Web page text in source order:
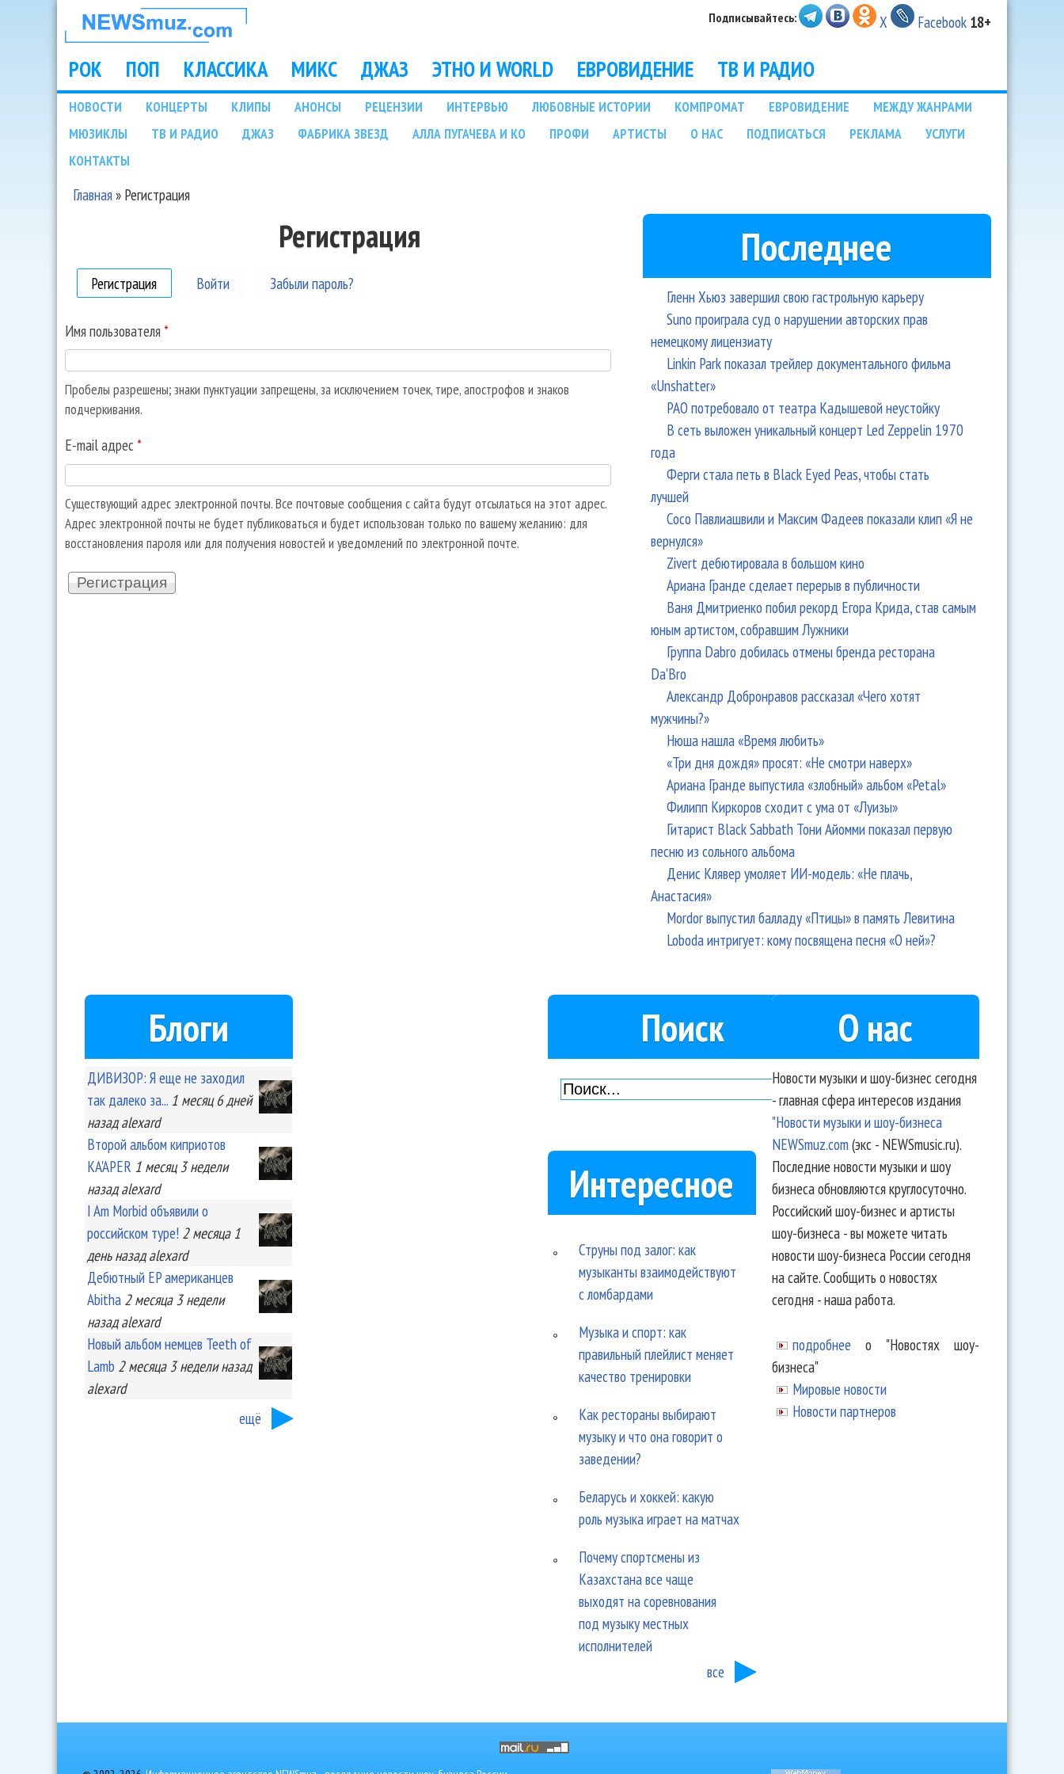
НОВОСТИ
МУЗЫКИ И
ШОУ БИЗНЕСА
NEWSMUZ.COM
Подписывайтесь: X Facebook 18+
Main menu
РОК ПОП КЛАССИКА МИКС ДЖАЗ ЭТНО И WORLD ЕВРОВИДЕНИЕ ТВ И РАДИО
Подразделы
НОВОСТИ КОНЦЕРТЫ КЛИПЫ АНОНСЫ РЕЦЕНЗИИ ИНТЕРВЬЮ ЛЮБОВНЫЕ ИСТОРИИ КОМПРОМАТ ЕВРОВИДЕНИЕ
МЕЖДУ ЖАНРАМИ
МЮЗИКЛЫ
ТВ И РАДИО ДЖАЗ ФАБРИКА ЗВЕЗД АЛЛА ПУГАЧЕВА И КО ПРОФИ АРТИСТЫ О НАС ПОДПИСАТЬСЯ РЕКЛАМА
УСЛУГИ
КОНТАКТЫ
Главная» Регистрация
Регистрация
Регистрация (активная вкладка)
Войти Забыли пароль?
Имя пользователя *
Пробелы разрешены; знаки пунктуации запрещены, за исключением точек, тире, апострофов и знаков
подчеркивания.
E-mail адрес *
Существующий адрес электронной почты. Все почтовые сообщения с сайта будут отсылаться на этот адрес.
Адрес электронной почты не будет публиковаться и будет использован только по вашему желанию: для
восстановления пароля или для получения новостей и уведомлений по электронной почте.
Последнее
Гленн Хьюз завершил свою гастрольную карьеру
Suno проиграла суд о нарушении авторских прав
немецкому лицензиату
Linkin Park показал трейлер документального фильма
«Unshatter»
РАО потребовало от театра Кадышевой неустойку
В сеть выложен уникальный концерт Led Zeppelin 1970
года
Ферги стала петь в Black Eyed Peas, чтобы стать
лучшей
Сосо Павлиашвили и Максим Фадеев показали клип «Я не
вернулся»
Zivert дебютировала в большом кино
Ариана Гранде сделает перерыв в публичности
Ваня Дмитриенко побил рекорд Егора Крида, став самым
юным артистом, собравшим Лужники
Группа Dabro добилась отмены бренда ресторана
Da'Bro
Александр Добронравов рассказал «Чего хотят
мужчины?»
Нюша нашла «Время любить»
«Три дня дождя» просят: «Не смотри наверх»
Ариана Гранде выпустила «злобный» альбом «Petal»
Филипп Киркоров сходит с ума от «Луизы»
Гитарист Black Sabbath Тони Айомми показал первую
песню из сольного альбома
Денис Клявер умоляет ИИ-модель: «Не плачь,
Анастасия»
Mordor выпустил балладу «Птицы» в память Левитина
Loboda интригует: кому посвящена песня «О ней»?
Блоги
ДИВИЗОР: Я еще не заходил
так далеко за... 1 месяц 6 дней
назад alexard
Второй альбом киприотов
KA'APER 1 месяц 3 недели
назад alexard
I Am Morbid объявили о
российском туре! 2 месяца 1
деньназад alexard
Дебютный EP американцев
Abitha 2 месяца 3 недели
назад alexard
Новый альбом немцев Teeth of
Lamb 2 месяца 3 неделиназад
alexard
ещё
Поиск
Интересное
Струны под залог: как
музыканты взаимодействуют
с ломбардами
Музыка и спорт: как
правильный плейлист меняет
качество тренировки
Как рестораны выбирают
музыку и что она говорит о
заведении?
Беларусь и хоккей: какую
роль музыка играет на матчах
Почему спортсмены из
Казахстана все чаще
выходят на соревнования
под музыку местных
исполнителей
все
О нас
Новости музыки и шоу-бизнес сегодня
- главная сфера интересов издания
"Новости музыки и шоу-бизнеса
NEWSmuz.com(экс - NEWSmusic.ru).
Последние новости музыки и шоу
бизнеса обновляются круглосуточно.
Российский шоу-бизнес и артисты
шоу-бизнеса - вы можете читать
новости шоу-бизнеса России сегодня
на сайте. Сообщить о новостях
сегодня - наша работа.
подробнее о "Новостях шоу-
бизнеса"
Мировые новости
Новости партнеров